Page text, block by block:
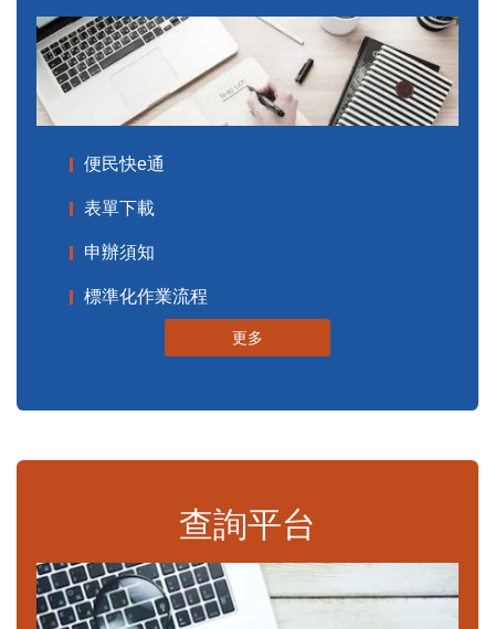
便民快e通
表單下載
申辦須知
標準化作業流程
更多
查詢平台